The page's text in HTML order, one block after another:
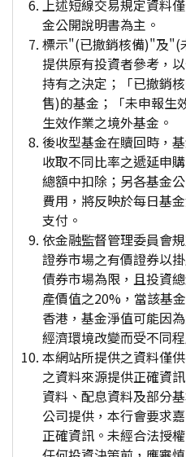
上述短線交易規定資料
金公開說明書為主。
標示"(已撤銷核備)"及"(
提供原有投資者參考，
持有之決定；「已撤銷
售)的基金；「未申報生
生效作業之境外基金。
後收型基金在贖回時，
收取不同比率之遞延申
總額中扣除；另各基金
費用，將反映於每日基
支付。
依金融監督管理委員會
證券市場之有價證券以
債券市場為限，且投資
產價值之20%，當該基
香港，基金淨值可能因
經濟環境改變而受不同
本網站所提供之資料僅
之資料來源提供正確資
資料、配息資料及部分
公司提供，本行會要求
正確資訊。未經合法授